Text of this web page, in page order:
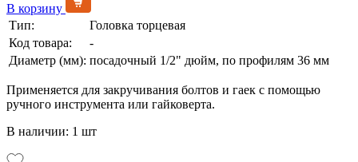
В корзину
Тип:
Головка торцевая
Код товара:
-
Диаметр (мм): посадочный 1/2" дюйм, по профилям 36 мм
Применяется для закручивания болтов и гаек с помощью
ручного инструмента или гайковерта.
В наличии: 1 шт